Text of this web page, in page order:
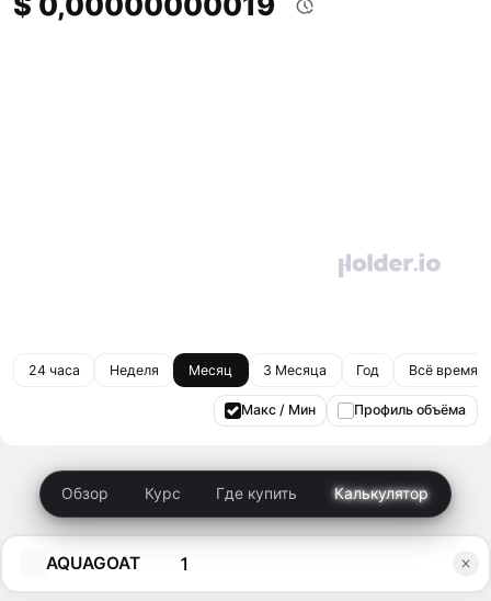
24 часа Неделя Месяц 3 Месяца Год Всё время
Макс / Мин Профиль объёма
Обзор Курс Где купить Калькулятор
AQUAGOAT